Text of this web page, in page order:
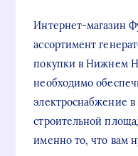
Интернет-магазин
ассортимент
покупки в Нижнем
необходимо
электроснабжение
строительной
именно то, что вам